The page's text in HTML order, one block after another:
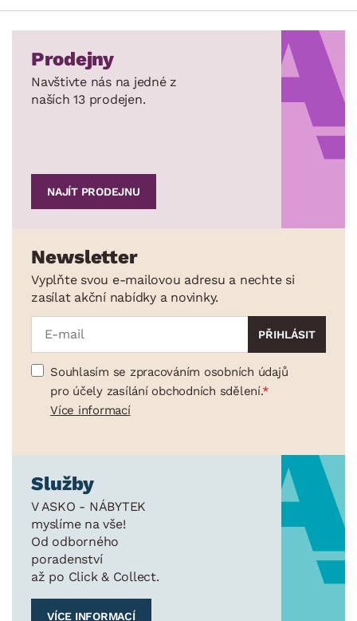
Prodejny
Navštivte nás na jedné z
naších 13 prodejen.
NAJÍT PRODEJNU
Newsletter
Vyplňte svou e-mailovou adresu a nechte si
zasílat akční nabídky a novinky.
Souhlasím se zpracováním osobních údajů
pro účely zasílání obchodních sdělení.
Více informací
Služby
V ASKO - NÁBYTEK
myslíme na vše!
Od odborného
poradenství
až po Click & Collect.
VÍCE INFORMACÍ